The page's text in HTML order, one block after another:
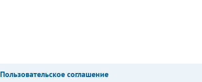
Пользовательское соглашение